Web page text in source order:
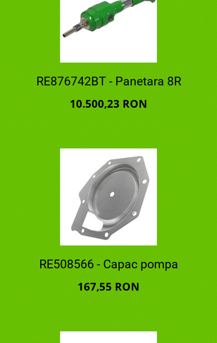
RE876742BT - Panetara 8R
10.500,23 RON
RE508566 - Capac pompa
167,55 RON